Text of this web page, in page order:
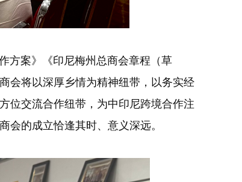
方案》《印尼梅州总商会章程（草
会将以深厚乡情为精神纽带，以务实经
位交流合作纽带，为中印尼跨境合作注
会的成立恰逢其时、意义深远。